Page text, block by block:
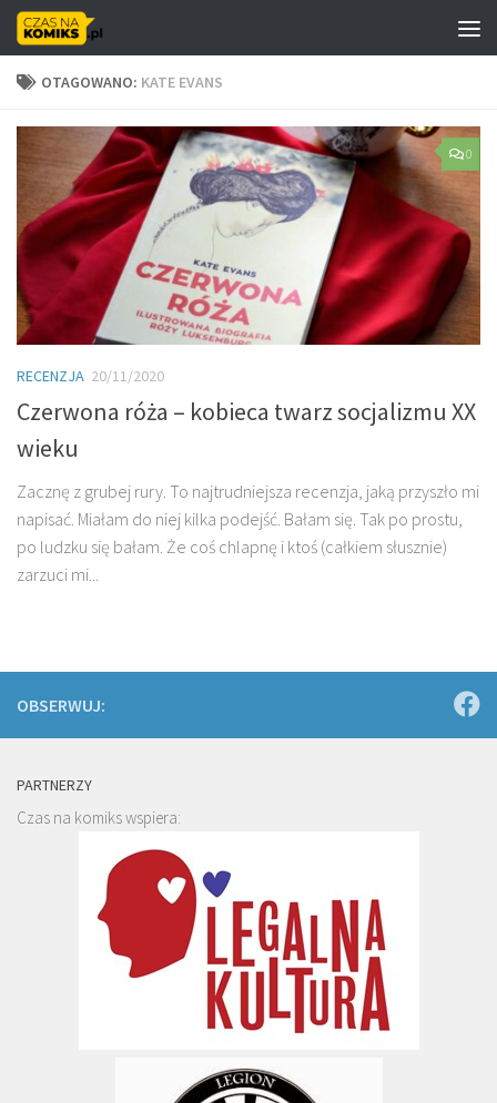
Skip to content
OTAGOWANO: KATE EVANS
0
RECENZJA 20/11/2020
Czerwona róża – kobieca twarz socjalizmu XX
wieku
Zacznę z grubej rury. To najtrudniejsza recenzja, jaką przyszło mi
napisać. Miałam do niej kilka podejść. Bałam się. Tak po prostu,
po ludzku się bałam. Że coś chlapnę i ktoś (całkiem słusznie)
zarzuci mi...
OBSERWUJ:
PARTNERZY
Czas na komiks wspiera: